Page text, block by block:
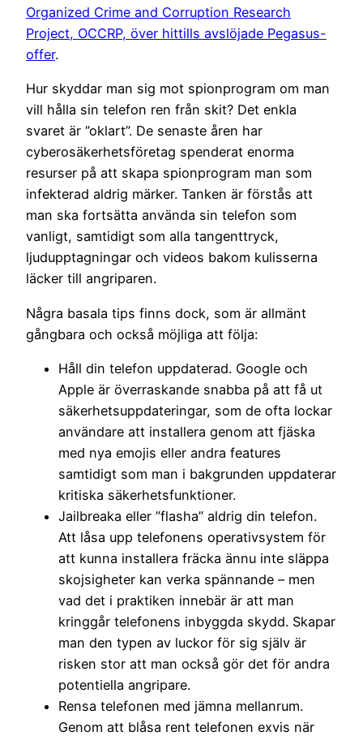
Organized Crime and Corruption Research
Project, OCCRP, över hittills avslöjade Pegasus-
offer.
Hur skyddar man sig mot spionprogram om man
vill hålla sin telefon ren från skit? Det enkla
svaret är ”oklart”. De senaste åren har
cyberosäkerhetsföretag spenderat enorma
resurser på att skapa spionprogram man som
infekterad aldrig märker. Tanken är förstås att
man ska fortsätta använda sin telefon som
vanligt, samtidigt som alla tangenttryck,
ljudupptagningar och videos bakom kulisserna
läcker till angriparen.
Några basala tips finns dock, som är allmänt
gångbara och också möjliga att följa:
Håll din telefon uppdaterad. Google och
Apple är överraskande snabba på att få ut
säkerhetsuppdateringar, som de ofta lockar
användare att installera genom att fjäska
med nya emojis eller andra features
samtidigt som man i bakgrunden uppdaterar
kritiska säkerhetsfunktioner.
Jailbreaka eller ”flasha” aldrig din telefon.
Att låsa upp telefonens operativsystem för
att kunna installera fräcka ännu inte släppa
skojsigheter kan verka spännande – men
vad det i praktiken innebär är att man
kringgår telefonens inbyggda skydd. Skapar
man den typen av luckor för sig själv är
risken stor att man också gör det för andra
potentiella angripare.
Rensa telefonen med jämna mellanrum.
Genom att blåsa rent telefonen exvis när